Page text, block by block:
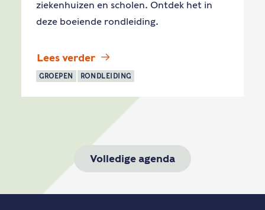
ziekenhuizen en scholen. Ontdek het in
deze boeiende rondleiding.
Lees verder
GROEPEN RONDLEIDING
Volledige agenda